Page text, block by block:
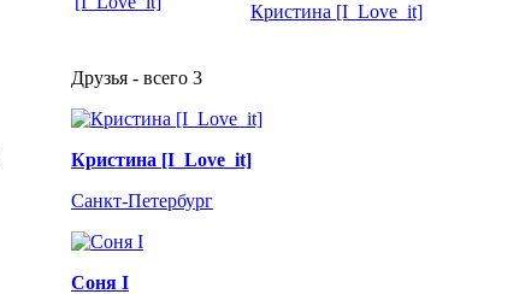
Кристина [I_Love_it]
Друзья - всего 3
Кристина [I_Love_it]
Санкт-Петербург
Соня I